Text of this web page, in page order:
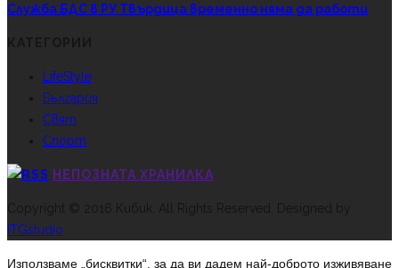
Служба БДС в РУ Твърдица временно няма да работи
LifeStyle
България
Свят
Спорт
НЕПОЗНАТА ХРАНИЛКА
Copyright © 2016 Кибик. All Rights Reserved. Designed by
ITGstudio
Използваме „бисквитки“, за да ви дадем най-доброто изживяване